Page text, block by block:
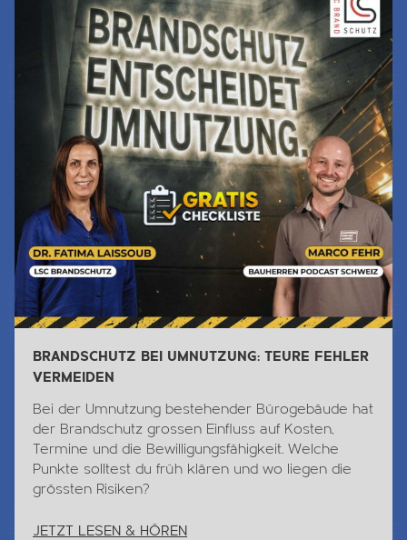
BRANDSCHUTZ BEI UMNUTZUNG: TEURE FEHLER
VERMEIDEN
Bei der Umnutzung bestehender Bürogebäude hat
der Brandschutz grossen Einfluss auf Kosten,
Termine und die Bewilligungsfähigkeit. Welche
Punkte solltest du früh klären und wo liegen die
grössten Risiken?
JETZT LESEN & HÖREN